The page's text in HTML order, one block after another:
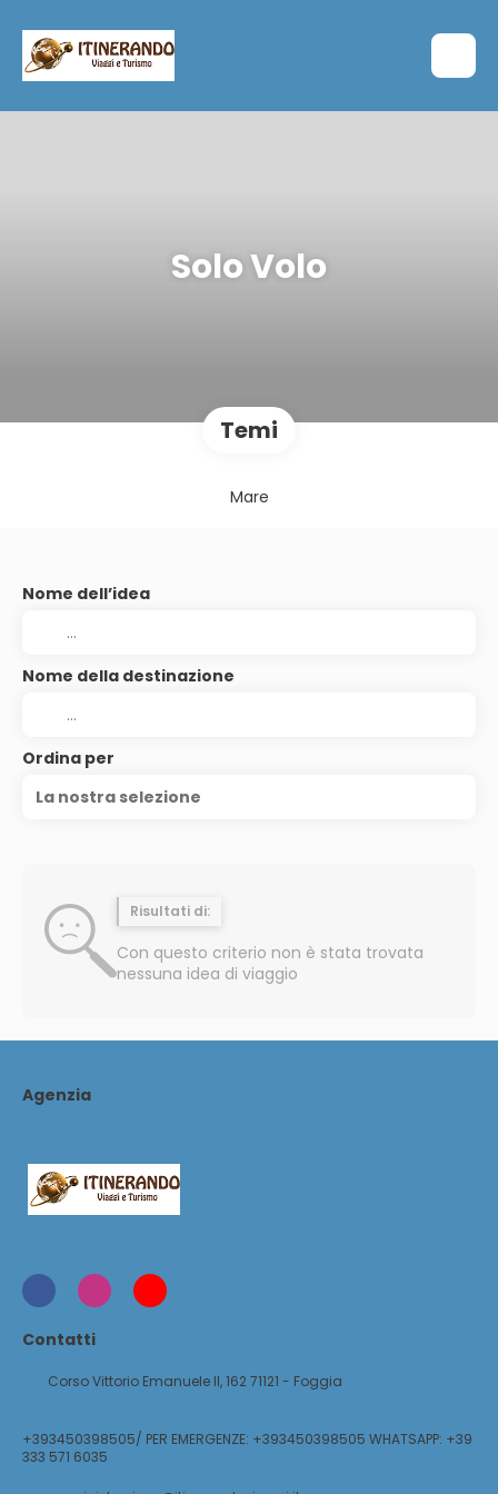
Solo Volo
Temi
Mare
Nome dell’idea
Nome della destinazione
Ordina per
La nostra selezione
Risultati di:
Con questo criterio non è stata trovata
nessuna idea di viaggio
Agenzia
Contatti
Corso Vittorio Emanuele II, 162 71121 - Foggia
+393450398505/ PER EMERGENZE: +393450398505 WHATSAPP: +39
333 571 6035